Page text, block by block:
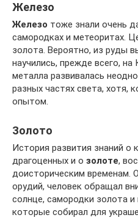
Железо
Железо тоже знали очень
самородках и метеоритах.
золота. Вероятно, из руды
научились, прежде всего, на
металла развивалась
разных частях света, хотя,
опытом.
Золото
История развития знаний о
драгоценных и о золоте,
доисторическим временам.
орудий, человек обращал
солнце, самородки золота
которые собирал для